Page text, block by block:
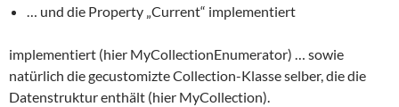
… und die Property „Current“ implementiert
implementiert (hier MyCollectionEnumerator) … sowie
natürlich die gecustomizte Collection-Klasse selber, die die
Datenstruktur enthält (hier MyCollection).